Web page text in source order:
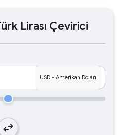
Lirası Çevirici
swap_horiz